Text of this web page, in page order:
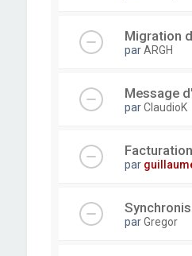
Migration
parARGH
Message
parClaudioK
par
parGregor